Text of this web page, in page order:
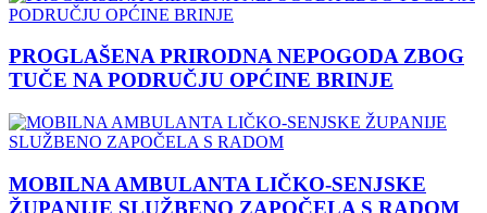
PROGLAŠENA PRIRODNA NEPOGODA ZBOG
TUČE NA PODRUČJU OPĆINE BRINJE
MOBILNA AMBULANTA LIČKO-SENJSKE
ŽUPANIJE SLUŽBENO ZAPOČELA S RADOM